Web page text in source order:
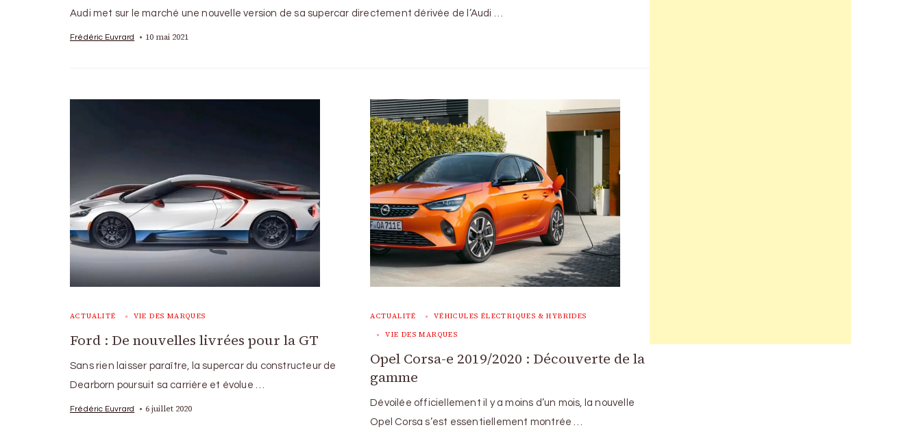
Audi met sur le marché une nouvelle version de sa supercar directement dérivée de l’Audi …
Frédéric Euvrard 10 mai 2021
ACTUALITÉ VIE DES MARQUES
Ford : De nouvelles livrées pour la GT
Sans rien laisser paraître, la supercar du constructeur de
Dearborn poursuit sa carrière et évolue …
Frédéric Euvrard 6 juillet 2020
ACTUALITÉ VÉHICULES ÉLECTRIQUES & HYBRIDES
VIE DES MARQUES
Opel Corsa-e 2019/2020 : Découverte de la
gamme
Dévoilée officiellement il y a moins d’un mois, la nouvelle
Opel Corsa s’est essentiellement montrée …